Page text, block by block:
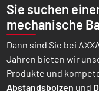
Sie suchen
mechanische
Dann sind Sie bei
Jahren bieten wir
Produkte und
Abstands­bolzen und